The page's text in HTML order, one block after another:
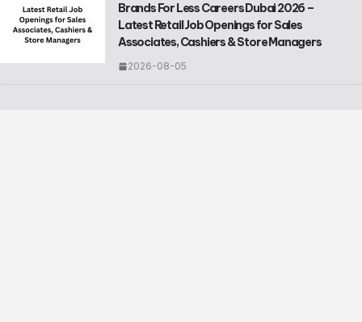
Brands For Less Careers Dubai 2026 –
Latest Retail Job Openings for Sales
Associates, Cashiers & Store Managers
2026-08-05